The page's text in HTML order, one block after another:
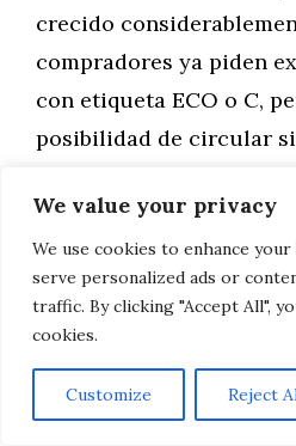
We value your privacy
We use cookies to enhance
serve personalized ads or
traffic. By clicking "Accept All",
cookies.
Customize Reject
crecido
compradores ya piden
con etiqueta ECO o C,
posibilidad de circular
las normativas se
Garantía y trazabilidad.
abulense ha aprendido
gangas sin historia.
de mantenimiento del